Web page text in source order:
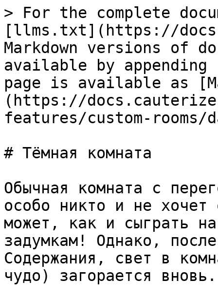
> For the complete
[llms.txt](https://
Markdown versions of
available by
page is available as
(https://
features/custom-rooms/
# Тёмная комната
Обычная комната с
особо никто и не хочет
может, как и сыграть
задумкам! Однако,
Содержания, свет в
чудо) загорается вновь.